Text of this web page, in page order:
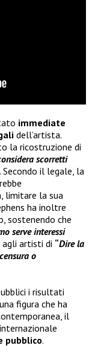
immediate
dell’artista.
la ricostruzione di
scorretti
Secondo il legale, la
limitare la sua
ha inoltre
sostenendo che
serve interessi
agli artisti di “Dire la
o
i risultati
figura che ha
il
pubblico.